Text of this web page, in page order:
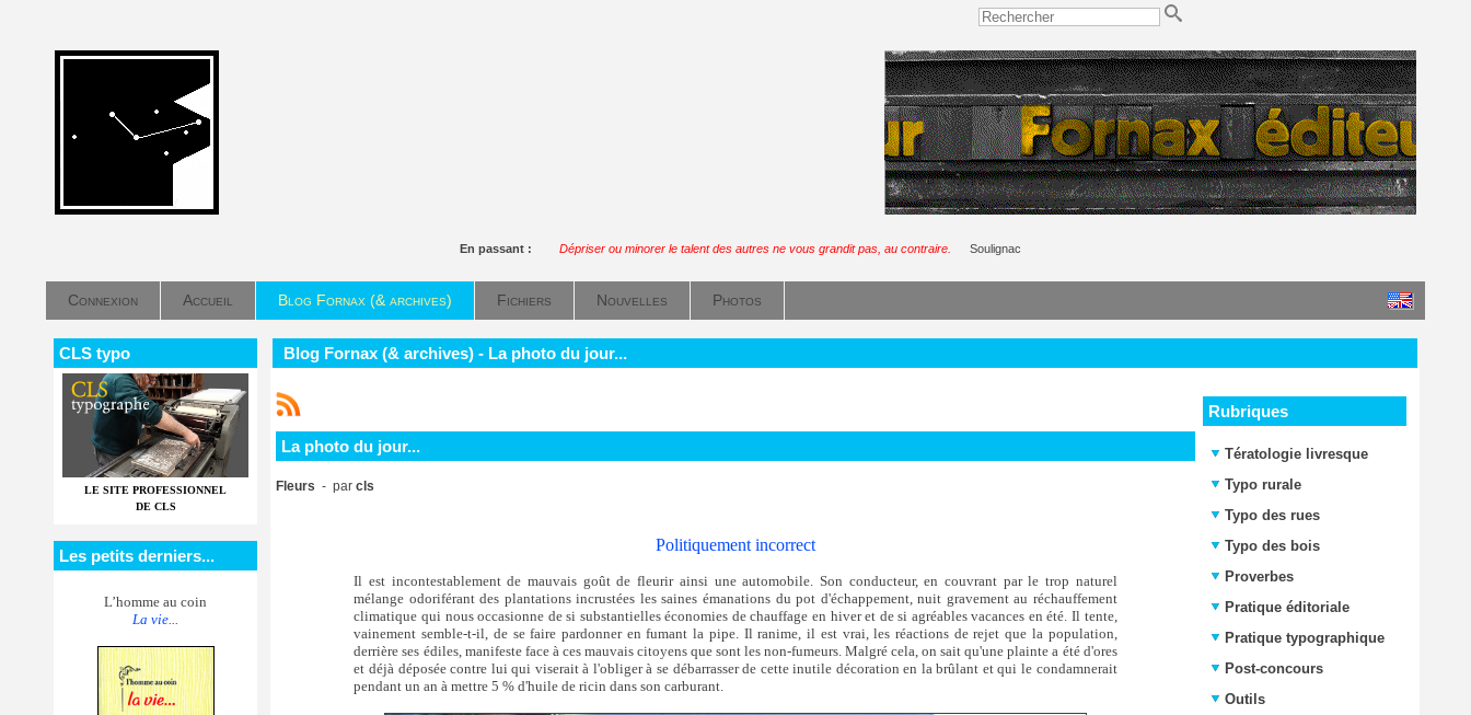
En passant : Dépriser ou minorer le talent des autres ne vous grandit pas, au contraire. Soulignac
Connexion Accueil Blog Fornax (& archives) Fichiers Nouvelles Photos
CLS typo
LE SITE PROFESSIONNEL
DE CLS
Les petits derniers...
L’homme au coin
La vie...
Blog Fornax (& archives) - La photo du jour...
La photo du jour...
Fleurs - par cls
Politiquement incorrect
Il est incontestablement de mauvais goût de fleurir ainsi une automobile. Son conducteur, en couvrant par le trop naturel
mélange odoriférant des plantations incrustées les saines émanations du pot d'échappement, nuit gravement au réchauffement
climatique qui nous occasionne de si substantielles économies de chauffage en hiver et de si agréables vacances en été. Il tente,
vainement semble-t-il, de se faire pardonner en fumant la pipe. Il ranime, il est vrai, les réactions de rejet que la population,
derrière ses édiles, manifeste face à ces mauvais citoyens que sont les non-fumeurs. Malgré cela, on sait qu'une plainte a été d'ores
et déjà déposée contre lui qui viserait à l'obliger à se débarrasser de cette inutile décoration en la brûlant et qui le condamnerait
pendant un an à mettre 5 % d'huile de ricin dans son carburant.
Rubriques
Tératologie livresque
Typo rurale
Typo des rues
Typo des bois
Proverbes
Pratique éditoriale
Pratique typographique
Post-concours
Outils